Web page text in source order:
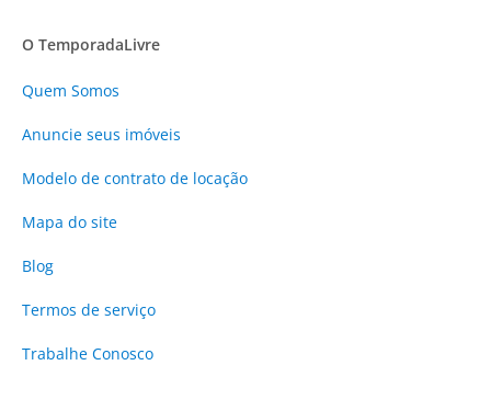
O TemporadaLivre
Quem Somos
Anuncie seus imóveis
Modelo de contrato de locação
Mapa do site
Blog
Termos de serviço
Trabalhe Conosco